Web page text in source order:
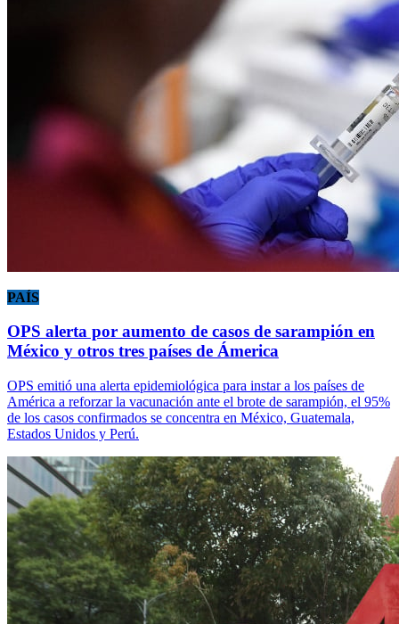
PAÍS
OPS alerta por aumento de casos de sarampión en
México y otros tres países de Ámerica
OPS emitió una alerta epidemiológica para instar a los países de
América a reforzar la vacunación ante el brote de sarampión, el 95%
de los casos confirmados se concentra en México, Guatemala,
Estados Unidos y Perú.